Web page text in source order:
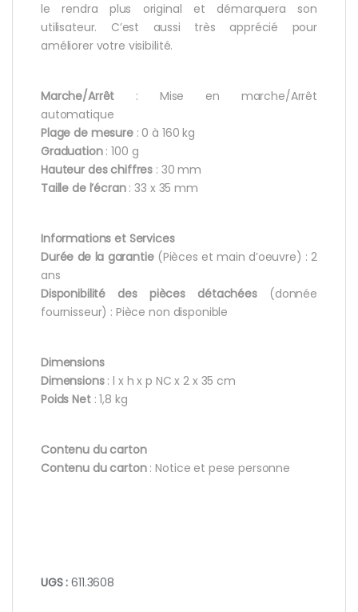
le rendra plus original et démarquera son
utilisateur. C’est aussi très apprécié pour
améliorer votre visibilité.
Marche/Arrêt : Mise en marche/Arrêt
automatique
Plage de mesure: 0 à 160 kg
Graduation: 100 g
Hauteur des chiffres : 30 mm
Taille de l’écran: 33 x 35 mm
Informations et Services
Durée de la garantie(Pièces et main d’oeuvre) : 2
ans
Disponibilité des pièces détachées(donnée
fournisseur) : Pièce non disponible
Dimensions
Dimensions: l x h x p NC x 2 x 35 cm
Poids Net: 1,8 kg
Contenu du carton
Contenu du carton: Notice et pese personne
UGS :611.3608